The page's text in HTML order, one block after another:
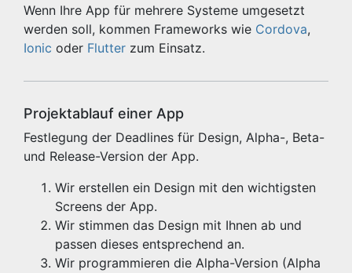
Wenn Ihre App für mehrere Systeme umgesetzt
werden soll, kommen Frameworks wie Cordova,
Ionic oder Flutter zum Einsatz.
Projektablauf einer App
Festlegung der Deadlines für Design, Alpha-, Beta-
und Release-Version der App.
Wir erstellen ein Design mit den wichtigsten
Screens der App.
Wir stimmen das Design mit Ihnen ab und
passen dieses entsprechend an.
Wir programmieren die Alpha-Version (Alpha